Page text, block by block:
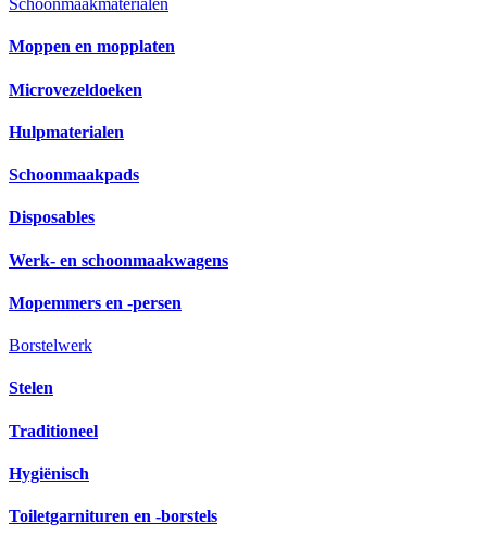
Schoonmaakmaterialen
Moppen en mopplaten
Microvezeldoeken
Hulpmaterialen
Schoonmaakpads
Disposables
Werk- en schoonmaakwagens
Mopemmers en -persen
Borstelwerk
Stelen
Traditioneel
Hygiënisch
Toiletgarnituren en -borstels